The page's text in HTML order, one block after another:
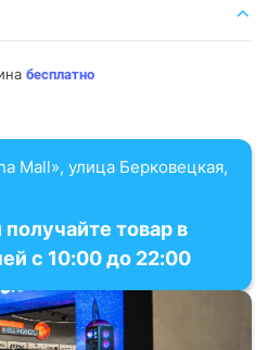
бесплатно
Mall», улица Берковецкая,
товар в
с 10:00 до 22:00